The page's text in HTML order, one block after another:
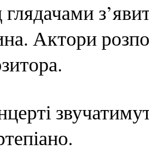
Актори